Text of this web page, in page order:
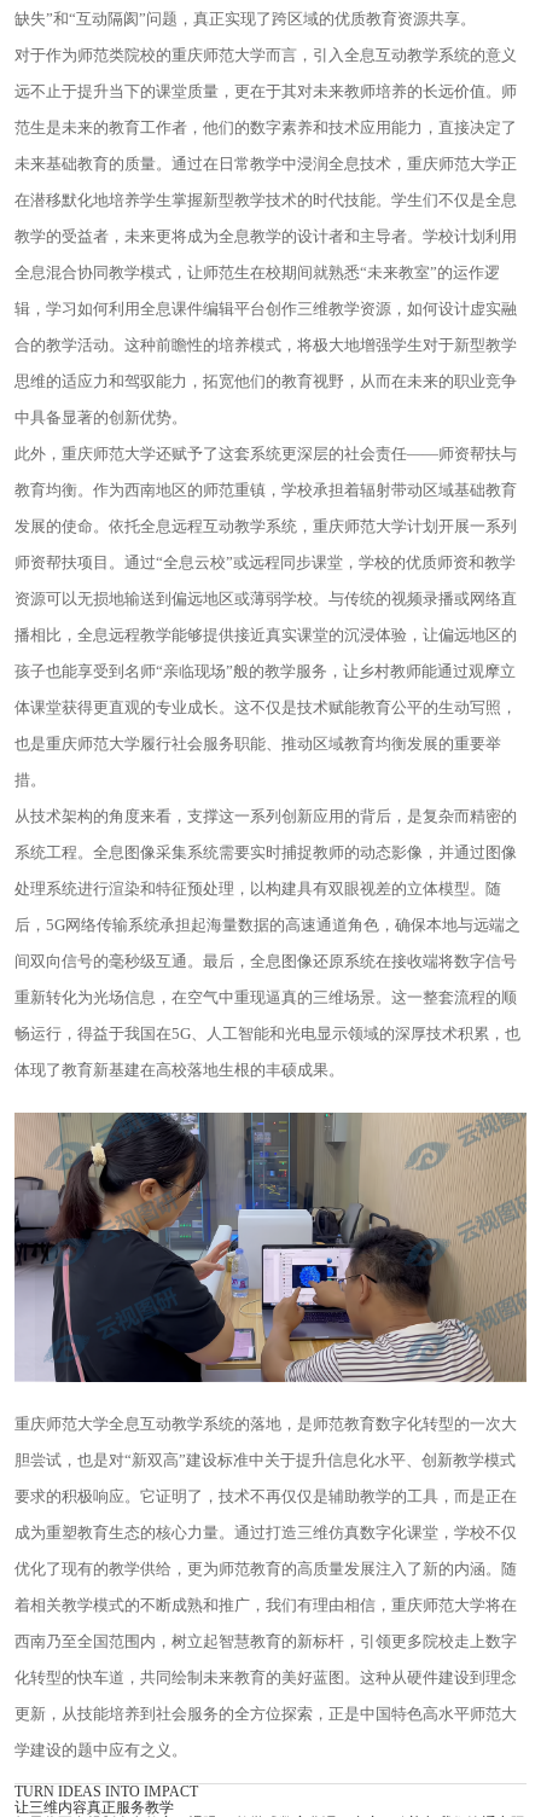
缺失”和“互动隔阂”问题，真正实现了跨区域的优质教育资源共享。
对于作为师范类院校的重庆师范大学而言，引入全息互动教学系统的意义
远不止于提升当下的课堂质量，更在于其对未来教师培养的长远价值。师
范生是未来的教育工作者，他们的数字素养和技术应用能力，直接决定了
未来基础教育的质量。通过在日常教学中浸润全息技术，重庆师范大学正
在潜移默化地培养学生掌握新型教学技术的时代技能。学生们不仅是全息
教学的受益者，未来更将成为全息教学的设计者和主导者。学校计划利用
全息混合协同教学模式，让师范生在校期间就熟悉“未来教室”的运作逻
辑，学习如何利用全息课件编辑平台创作三维教学资源，如何设计虚实融
合的教学活动。这种前瞻性的培养模式，将极大地增强学生对于新型教学
思维的适应力和驾驭能力，拓宽他们的教育视野，从而在未来的职业竞争
中具备显著的创新优势。
此外，重庆师范大学还赋予了这套系统更深层的社会责任——师资帮扶与
教育均衡。作为西南地区的师范重镇，学校承担着辐射带动区域基础教育
发展的使命。依托全息远程互动教学系统，重庆师范大学计划开展一系列
师资帮扶项目。通过“全息云校”或远程同步课堂，学校的优质师资和教学
资源可以无损地输送到偏远地区或薄弱学校。与传统的视频录播或网络直
播相比，全息远程教学能够提供接近真实课堂的沉浸体验，让偏远地区的
孩子也能享受到名师“亲临现场”般的教学服务，让乡村教师能通过观摩立
体课堂获得更直观的专业成长。这不仅是技术赋能教育公平的生动写照，
也是重庆师范大学履行社会服务职能、推动区域教育均衡发展的重要举
措。
从技术架构的角度来看，支撑这一系列创新应用的背后，是复杂而精密的
系统工程。全息图像采集系统需要实时捕捉教师的动态影像，并通过图像
处理系统进行渲染和特征预处理，以构建具有双眼视差的立体模型。随
后，5G网络传输系统承担起海量数据的高速通道角色，确保本地与远端之
间双向信号的毫秒级互通。最后，全息图像还原系统在接收端将数字信号
重新转化为光场信息，在空气中重现逼真的三维场景。这一整套流程的顺
畅运行，得益于我国在5G、人工智能和光电显示领域的深厚技术积累，也
体现了教育新基建在高校落地生根的丰硕成果。
重庆师范大学全息互动教学系统的落地，是师范教育数字化转型的一次大
胆尝试，也是对“新双高”建设标准中关于提升信息化水平、创新教学模式
要求的积极响应。它证明了，技术不再仅仅是辅助教学的工具，而是正在
成为重塑教育生态的核心力量。通过打造三维仿真数字化课堂，学校不仅
优化了现有的教学供给，更为师范教育的高质量发展注入了新的内涵。随
着相关教学模式的不断成熟和推广，我们有理由相信，重庆师范大学将在
西南乃至全国范围内，树立起智慧教育的新标杆，引领更多院校走上数字
化转型的快车道，共同绘制未来教育的美好蓝图。这种从硬件建设到理念
更新，从技能培养到社会服务的全方位探索，正是中国特色高水平师范大
学建设的题中应有之义。
TURN IDEAS INTO IMPACT
让三维内容真正服务教学